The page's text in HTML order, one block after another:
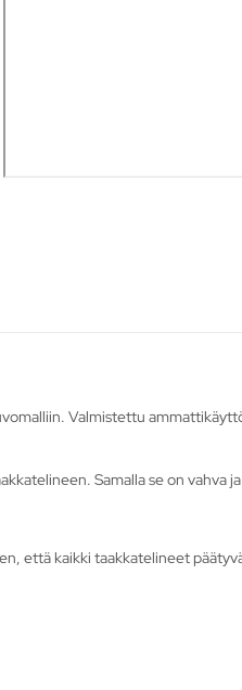
Valmistettu
Samalla se on vahva
että kaikki taakkatelineet